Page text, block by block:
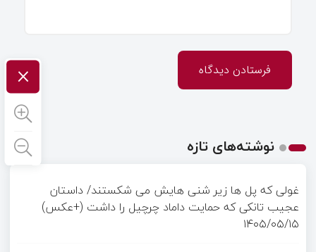
نوشته‌های تازه
غولی که پل ها زیر شنی هایش می شکستند/ داستان
عجیب تانکی که حمایت داماد چرچیل را داشت (+عکس)
۱۴۰۵/۰۵/۱۵
×